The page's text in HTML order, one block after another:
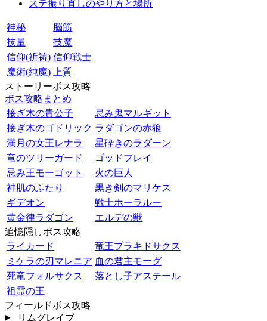
ステ振り直しのやり方と場所
神秘
脳筋
技量
技魔
信仰(祈祷) 信仰戦士
魔術(純魔)
上質
ストーリーボス攻略
ボス攻略まとめ
接ぎ木の貴公子
忌み鬼マルギット
接ぎ木のゴドリック ラダゴンの赤狼
満月の女王レナラ
星砕きのラダーン
竜のツリーガード
ゴッドフレイ
忌み王モーゴット
火の巨人
神肌のふたり
黒き剣のマリケス
ギデオン
戦士ホーラルー
黄金律ラダゴン
エルデの獣
追憶隠しボス攻略
ライカード
竜王プラキドサクス
ミケラの刃マレニア 血の君主モーグ
死竜フォルサクス
落とし子アステール
祖霊の王
フィールドボス攻略
リムグレイブ